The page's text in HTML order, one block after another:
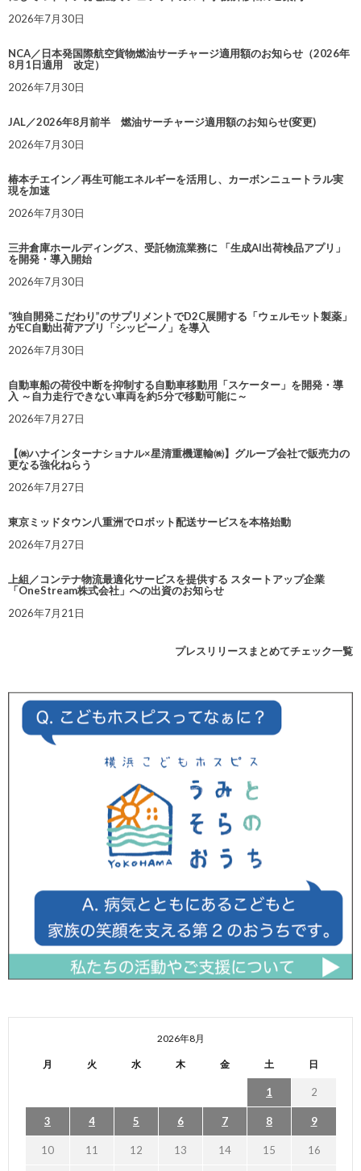
2026年7月30日
NCA／日本発国際航空貨物燃油サーチャージ適用額のお知らせ（2026年
8月1日適用 改定）
2026年7月30日
JAL／2026年8月前半 燃油サーチャージ適用額のお知らせ(変更)
2026年7月30日
椿本チエイン／再生可能エネルギーを活用し、カーボンニュートラル実
現を加速
2026年7月30日
三井倉庫ホールディングス、受託物流業務に 「生成AI出荷検品アプリ」
を開発・導入開始
2026年7月30日
“独自開発こだわり”のサプリメントでD2C展開する「ウェルモット製薬」
がEC自動出荷アプリ「シッピーノ」を導入
2026年7月30日
自動車船の荷役中断を抑制する自動車移動用「スケーター」を開発・導
入 ～自力走行できない車両を約5分で移動可能に～
2026年7月27日
【㈱ハナインターナショナル×星清重機運輸㈱】グループ会社で販売力の
更なる強化ねらう
2026年7月27日
東京ミッドタウン八重洲でロボット配送サービスを本格始動
2026年7月27日
上組／コンテナ物流最適化サービスを提供する スタートアップ企業
「OneStream株式会社」への出資のお知らせ
2026年7月21日
プレスリリースまとめてチェック一覧
2026年8月
月 火 水 木 金 土 日
1 2
3 4 5 6 7 8 9
10 11 12 13 14 15 16